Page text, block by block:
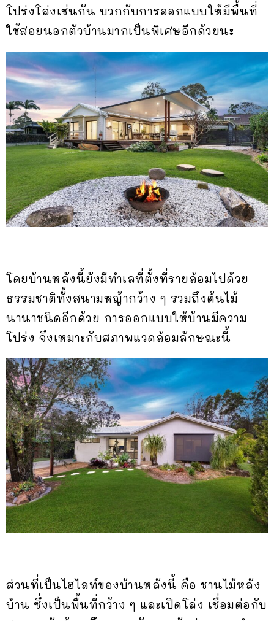
โปร่งโล่งเช่นกัน บวกกับการออกแบบให้มีพื้นที่
ใช้สอยนอกตัวบ้านมากเป็นพิเศษอีกด้วยนะ
โดยบ้านหลังนี้ยังมีทำเลที่ตั้งที่รายล้อมไปด้วย
ธรรมชาติทั้งสนามหญ้ากว้าง ๆ รวมถึงต้นไม้
นานาชนิดอีกด้วย การออกแบบให้บ้านมีความ
โปร่ง จึงเหมาะกับสภาพแวดล้อมลักษณะนี้
ส่วนที่เป็นไฮไลท์ของบ้านหลังนี้ คือ ชานไม้หลัง
บ้าน ซึ่งเป็นพื้นที่กว้าง ๆ และเปิดโล่ง เชื่อมต่อกับ